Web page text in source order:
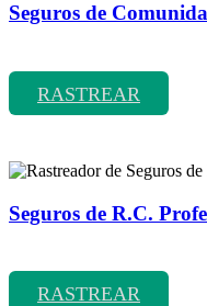
Seguros de
RASTREAR
Seguros de R.C.
RASTREAR